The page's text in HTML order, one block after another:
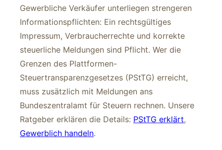
Gewerbliche Verkäufer unterliegen strengeren
Informationspflichten: Ein rechtsgültiges
Impressum, Verbraucherrechte und korrekte
steuerliche Meldungen sind Pflicht. Wer die
Grenzen des Plattformen-
Steuertransparenzgesetzes (PStTG) erreicht,
muss zusätzlich mit Meldungen ans
Bundeszentralamt für Steuern rechnen. Unsere
Ratgeber erklären die Details: PStTG erklärt,
Gewerblich handeln.